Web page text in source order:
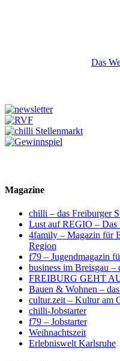
Das
Magazine
chilli – das Freiburger
Lust auf REGIO – Das
4family – Magazin für
Region
f79 – Jugendmagazin
business im Breisgau –
FREIBURG GEHT
Bauen & Wohnen –
cultur.zeit – Kultur am
chilli-Jobstarter
f79 – Jobstarter
Weihnachtszeit
Erlebniswelt Karlsruhe